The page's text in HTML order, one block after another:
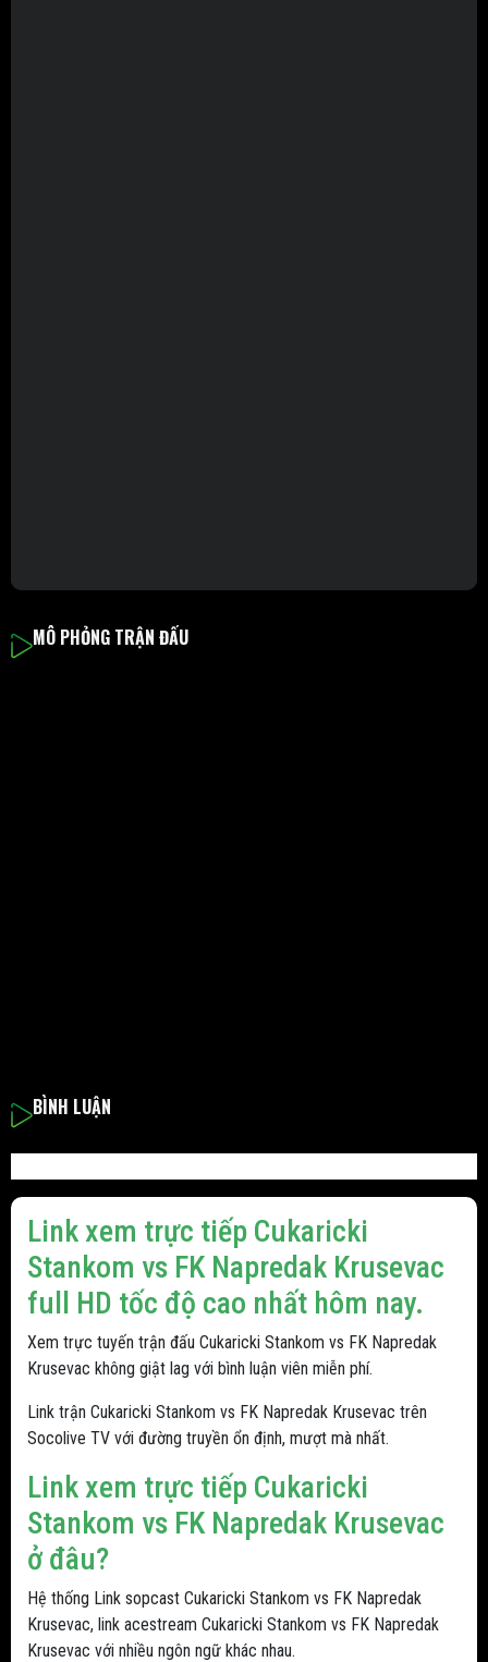
MÔ PHỎNG TRẬN ĐẤU
BÌNH LUẬN
Link xem trực tiếp Cukaricki
Stankom vs FK Napredak Krusevac
full HD tốc độ cao nhất hôm nay.
Xem trực tuyến trận đấu Cukaricki Stankom vs FK Napredak
Krusevac không giật lag với bình luận viên miễn phí.
Link trận Cukaricki Stankom vs FK Napredak Krusevac trên
Socolive TV với đường truyền ổn định, mượt mà nhất.
Link xem trực tiếp Cukaricki
Stankom vs FK Napredak Krusevac
ở đâu?
Hệ thống Link sopcast Cukaricki Stankom vs FK Napredak
Krusevac, link acestream Cukaricki Stankom vs FK Napredak
Krusevac với nhiều ngôn ngữ khác nhau.